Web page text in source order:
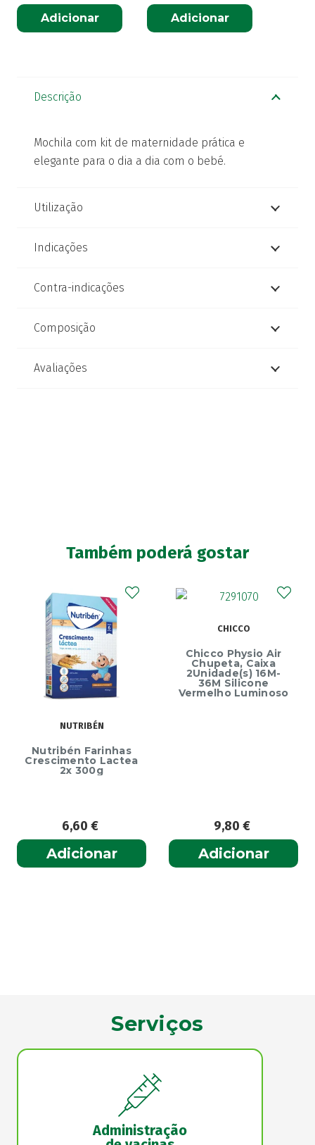
Adicionar Adicionar
Descrição
Mochila com kit de maternidade prática e
elegante para o dia a dia com o bebé.
Utilização
Indicações
Contra-indicações
Composição
Avaliações
Também poderá gostar
NUTRIBÉN
Nutribén Farinhas
Crescimento Lactea
2x 300g
6,60€
Adicionar
CHICCO
Chicco Physio Air
Chupeta, Caixa
2Unidade(s) 16M-
36M Silicone
Vermelho Luminoso
9,80€
Adicionar
Serviços
Administração